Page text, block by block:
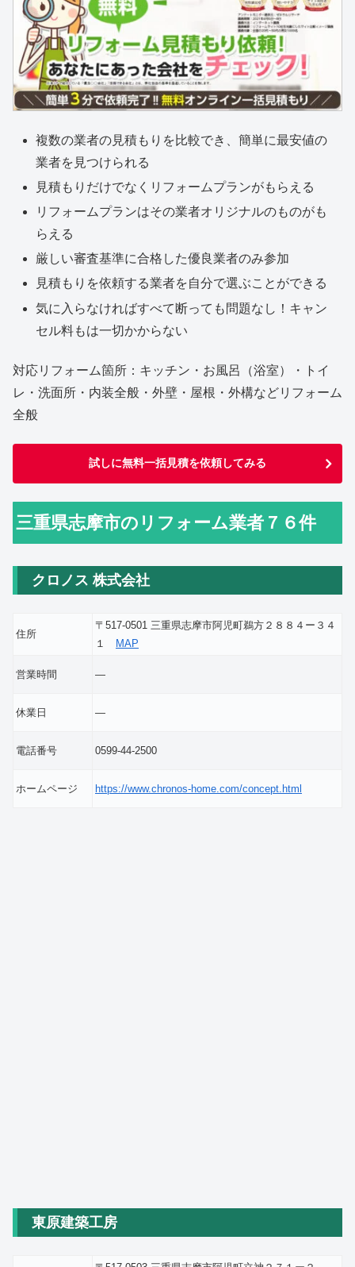
複数の業者の見積もりを比較でき、簡単に最安値の
業者を見つけられる
見積もりだけでなくリフォームプランがもらえる
リフォームプランはその業者オリジナルのものがも
らえる
厳しい審査基準に合格した優良業者のみ参加
見積もりを依頼する業者を自分で選ぶことができる
気に入らなければすべて断っても問題なし！キャン
セル料もは一切かからない
対応リフォーム箇所：キッチン・お風呂（浴室）・トイ
レ・洗面所・内装全般・外壁・屋根・外構などリフォーム
全般
試しに無料一括見積を依頼してみる
三重県志摩市のリフォーム業者７６件
クロノス 株式会社
住所
〒517-0501 三重県志摩市阿児町鵜方２８８４ー３４
１
MAP
営業時間 ―
休業日 ―
電話番号 0599-44-2500
ホームページ https://www.chronos-home.com/concept.html
東原建築工房